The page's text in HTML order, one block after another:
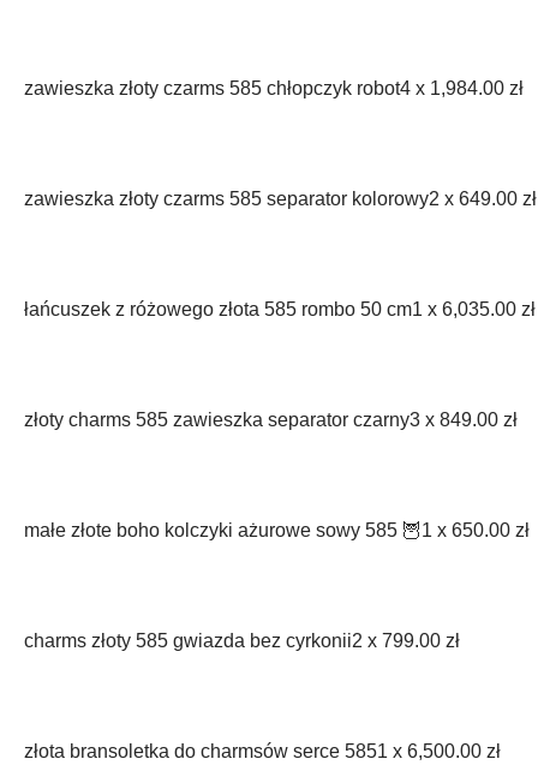
zawieszka złoty czarms 585 chłopczyk robot4 x 1,984.00 zł
zawieszka złoty czarms 585 separator kolorowy2 x 649.00 zł
łańcuszek z różowego złota 585 rombo 50 cm1 x 6,035.00 zł
złoty charms 585 zawieszka separator czarny3 x 849.00 zł
małe złote boho kolczyki ażurowe sowy 585 🦉1 x 650.00 zł
charms złoty 585 gwiazda bez cyrkonii2 x 799.00 zł
złota bransoletka do charmsów serce 5851 x 6,500.00 zł